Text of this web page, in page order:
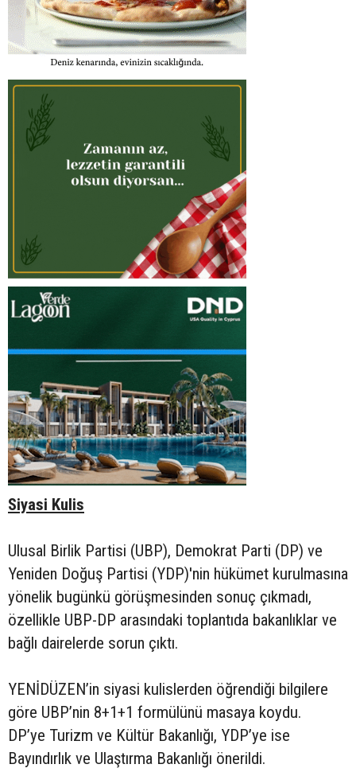
Siyasi Kulis
Ulusal Birlik Partisi (UBP), Demokrat Parti (DP) ve
Yeniden Doğuş Partisi (YDP)'nin hükümet kurulmasına
yönelik bugünkü görüşmesinden sonuç çıkmadı,
özellikle UBP-DP arasındaki toplantıda bakanlıklar ve
bağlı dairelerde sorun çıktı.
YENİDÜZEN’in siyasi kulislerden öğrendiği bilgilere
göre UBP’nin 8+1+1 formülünü masaya koydu.
DP’ye Turizm ve Kültür Bakanlığı, YDP’ye ise
Bayındırlık ve Ulaştırma Bakanlığı önerildi.